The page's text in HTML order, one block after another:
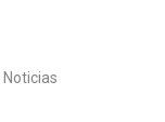
Noticias